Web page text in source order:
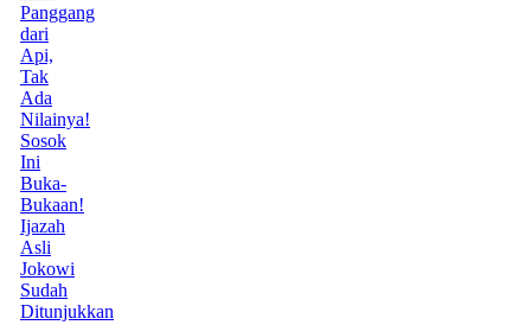
Panggang
dari
Api,
Tak
Ada
Nilainya!
Sosok
Ini
Buka-
Bukaan!
Ijazah
Asli
Jokowi
Sudah
Ditunjukkan